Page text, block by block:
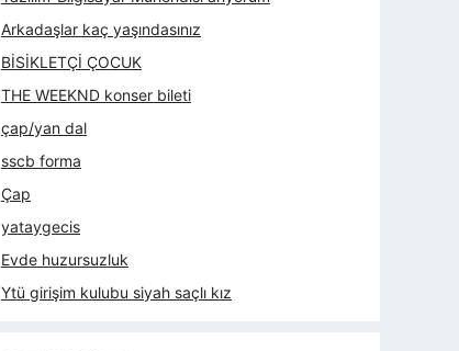
Arkadaşlar kaç yaşındasınız
BİSİKLETÇİ ÇOCUK
THE WEEKND konser bileti
çap/yan dal
sscb forma
Çap
yataygecis
Evde huzursuzluk
Ytü girişim kulubu siyah saçlı kız